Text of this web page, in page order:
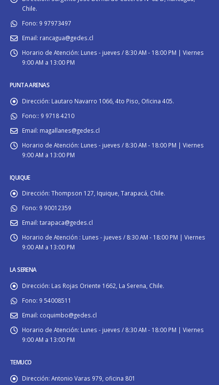
Chile.
Fono: 9 97973497
Email: rancagua@gedes.cl
Horario de Atención: Lunes - jueves / 8:30 AM - 18:00 PM | Viernes
9:00 AM a 13:00 PM
PUNTA ARENAS
Dirección: Lautaro Navarro 1066, 4to Piso, Oficina 405.
Fono:: 9 9718 4210
Email: magallanes@gedes.cl
Horario de Atención: Lunes - jueves / 8:30 AM - 18:00 PM | Viernes
9:00 AM a 13:00 PM
IQUIQUE
Dirección: Thompson 127, Iquique, Tarapacá, Chile.
Fono: 9 90012359
Email: tarapaca@gedes.cl
Horario de Atención : Lunes - jueves / 8:30 AM - 18:00 PM | Viernes
9:00 AM a 13:00 PM
LA SERENA
Dirección: Las Rojas Oriente 1662, La Serena, Chile.
Fono: 9 54008511
Email: coquimbo@gedes.cl
Horario de Atención: Lunes - jueves / 8:30 AM - 18:00 PM | Viernes
9:00 AM a 13:00 PM
TEMUCO
Dirección: Antonio Varas 979, oficina 801